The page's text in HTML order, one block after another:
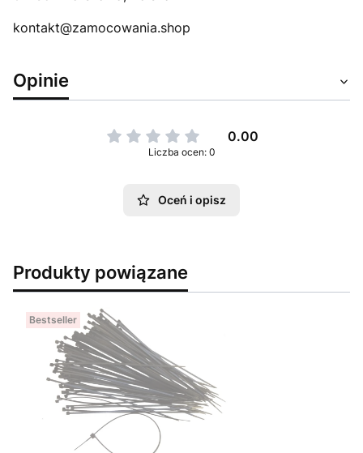
kontakt@zamocowania.shop
Opinie
0.00
Liczba ocen: 0
Oceń i opisz
Produkty powiązane
Bestseller